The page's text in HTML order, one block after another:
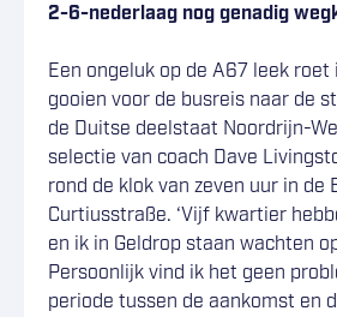
2-6-nederlaag nog genadig
Een ongeluk op de A67 leek
gooien voor de busreis naar de
de Duitse deelstaat Noordrijn-
selectie van coach Dave
rond de klok van zeven uur in de
Curtiusstraße. ‘Vijf kwartier
en ik in Geldrop staan wachten
Persoonlijk vind ik het geen
periode tussen de aankomst en